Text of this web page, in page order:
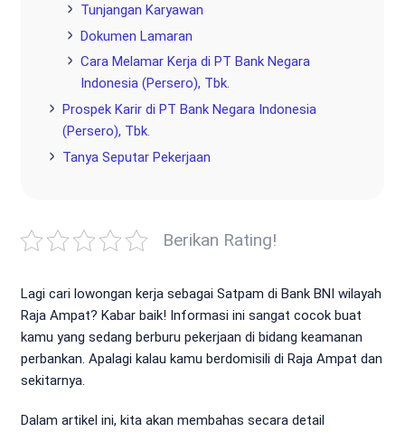
Tunjangan Karyawan
Dokumen Lamaran
Cara Melamar Kerja di PT Bank Negara
Indonesia (Persero), Tbk.
Prospek Karir di PT Bank Negara Indonesia
(Persero), Tbk.
Tanya Seputar Pekerjaan
Berikan Rating!
Lagi cari lowongan kerja sebagai Satpam di Bank BNI wilayah
Raja Ampat? Kabar baik! Informasi ini sangat cocok buat
kamu yang sedang berburu pekerjaan di bidang keamanan
perbankan. Apalagi kalau kamu berdomisili di Raja Ampat dan
sekitarnya.
Dalam artikel ini, kita akan membahas secara detail